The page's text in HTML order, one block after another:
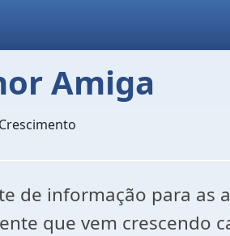
Amiga
de informação para as
que vem crescendo